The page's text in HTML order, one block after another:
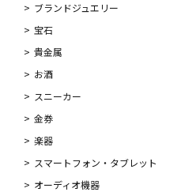
ブランドジュエリー
宝石
貴金属
お酒
スニーカー
金券
楽器
スマートフォン・タブレット
オーディオ機器